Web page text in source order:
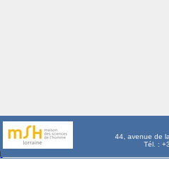
44, avenue de
Tél. :